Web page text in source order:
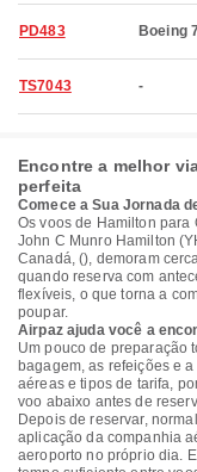
PD483 Boeing
TS7043 -
Encontre a melhor
perfeita
Comece a Sua Jornada
Os voos de Hamilton para
John C Munro Hamilton
Canadá, (), demoram
quando reserva com
flexíveis, o que torna a
poupar.
Airpaz ajuda você a
Um pouco de preparação
bagagem, as refeições e
aéreas e tipos de tarifa,
voo abaixo antes de
Depois de reservar,
aplicação da companhia
aeroporto no próprio dia.